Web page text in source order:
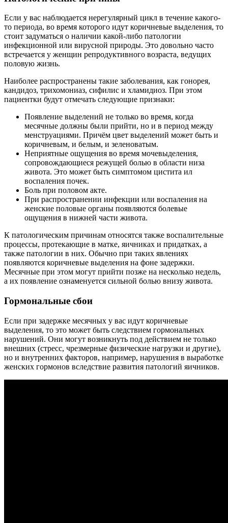
Если у вас наблюдается нерегулярный цикл в течение какого-
то периода, во время которого идут коричневые выделения, то
стоит задуматься о наличии какой-либо патологии
инфекционной или вирусной природы. Это довольно часто
встречается у женщин репродуктивного возраста, ведущих
половую жизнь.
Наиболее распространены такие заболевания, как гонорея,
кандидоз, трихомониаз, сифилис и хламидиоз. При этом
пациентки будут отмечать следующие признаки:
Появление выделений не только во время, когда
месячные должны были прийти, но и в период между
менструациями. Причём цвет выделений может быть и
коричневым, и белым, и зеленоватым.
Неприятные ощущения во время мочевыделения,
сопровождающиеся режущей болью в области низа
живота. Это может быть симптомом цистита ил
воспаления почек.
Боль при половом акте.
При распространении инфекции или воспаления на
женские половые органы появляются болевые
ощущения в нижней части живота.
К патологическим причинам относятся также воспалительные
процессы, протекающие в матке, яичниках и придатках, а
также патологии в них. Обычно при таких явлениях
появляются коричневые выделения на фоне задержки.
Месячные при этом могут прийти позже на несколько недель,
а их появление ознаменуется сильной болью внизу живота.
Гормональные сбои
Если при задержке месячных у вас идут коричневые
выделения, то это может быть следствием гормональных
нарушений. Они могут возникнуть под действием не только
внешних (стресс, чрезмерные физические нагрузки и другие),
но и внутренних факторов, например, нарушения в выработке
женских гормонов вследствие развития патологий яичников.